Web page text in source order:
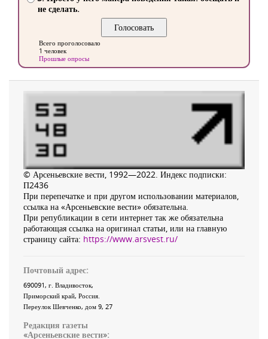
не сделать.
Всего проголосовало
1 человек
Прошлые опросы
© Арсеньевские вести, 1992—2022. Индекс подписки:
П2436
При перепечатке и при другом использовании материалов,
ссылка на «Арсеньевские вести» обязательна.
При републикации в сети интернет так же обязательна
работающая ссылка на оригинал статьи, или на главную
страницу сайта: https://www.arsvest.ru/
Почтовый адрес:
690091, г. Владивосток,
Приморский край, Россия
Переулок Шевченко, дом 9, 27
Редакция газеты
«Арсеньевские вести»: